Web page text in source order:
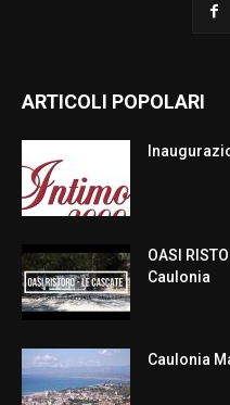
ARTICOLI POPOLARI
OASI
Caulonia
Caulonia